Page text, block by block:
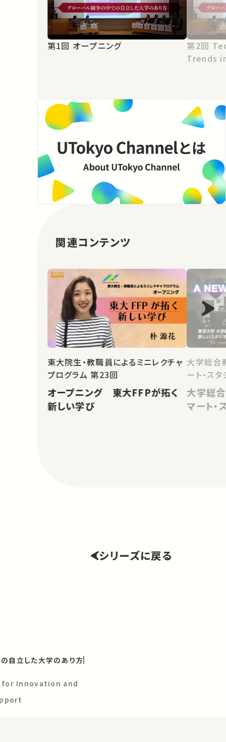
第1回 オープニング
第2回 Technology Transfer
Trends
関連コンテンツ
東大院生・教職員によるミニレクチャ
プログラム 第23回
オープニング 東大FFPが拓く
新しい学び
大学総合
ート・ス
大学総
マート・
シリーズに戻る
自立した大学のあり方
for Innovation and